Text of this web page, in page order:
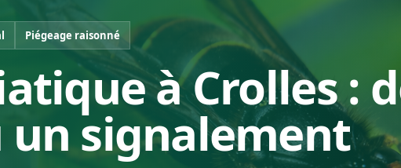
Piégeage raisonné
à Crolles :
un signalement